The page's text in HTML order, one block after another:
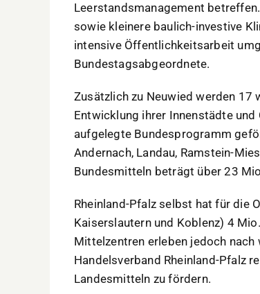
Leerstandsmanagement
sowie kleinere baulich-investive
intensive Öffentlichkeitsarbeit
Bundestagsabgeordnete.
Zusätzlich zu Neuwied werden 17
Entwicklung ihrer Innenstädte
aufgelegte Bundesprogramm
Andernach, Landau, Ramstein-
Bundesmitteln beträgt über 23
Rheinland-Pfalz selbst hat für die
Kaiserslautern und Koblenz) 4
Mittelzentren erleben jedoch
Handelsverband Rheinland-Pfalz
Landesmitteln zu fördern.